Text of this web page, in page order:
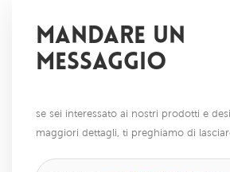
MANDARE UN
MESSAGGIO
se sei interessato ai nostri prodotti e
maggiori dettagli, ti preghiamo di